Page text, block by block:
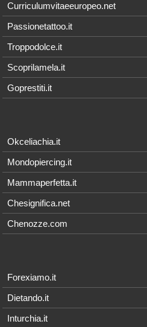
Curriculumvitaeeuropeo.net
Passionetattoo.it
Troppodolce.it
Scoprilamela.it
Goprestiti.it
Okceliachia.it
Mondopiercing.it
Mammaperfetta.it
Chesignifica.net
Chenozze.com
Forexiamo.it
Dietando.it
Inturchia.it